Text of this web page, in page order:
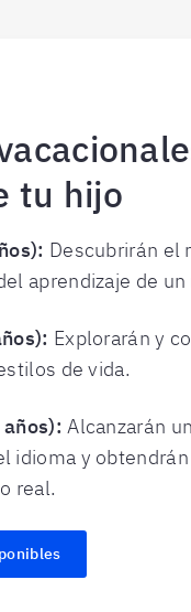
tu hijo
Descubrirán el
aprendizaje de
Explorarán y
de vida.
Alcanzarán
idioma y
real.